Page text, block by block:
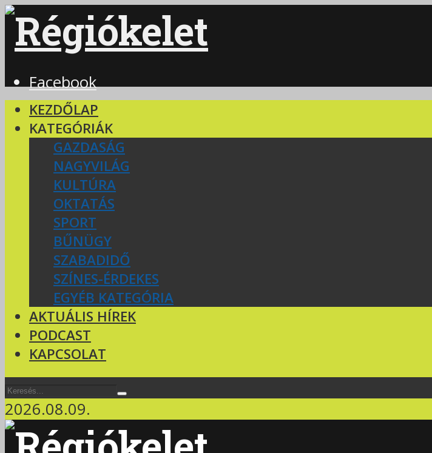
Facebook
KEZDŐLAP
KATEGÓRIÁK
GAZDASÁG
NAGYVILÁG
KULTÚRA
OKTATÁS
SPORT
BŰNÜGY
SZABADIDŐ
SZÍNES-ÉRDEKES
EGYÉB KATEGÓRIA
AKTUÁLIS HÍREK
PODCAST
KAPCSOLAT
2026.08.09.